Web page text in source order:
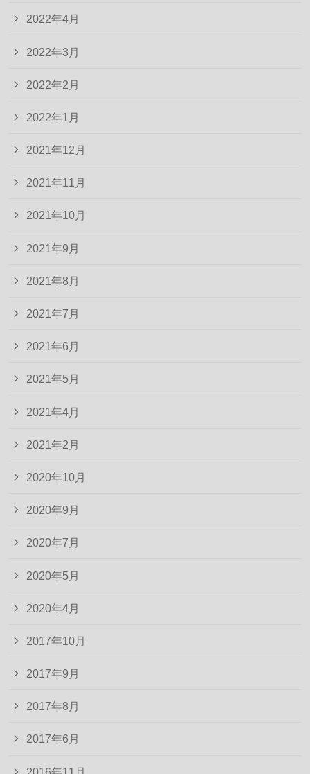
2022年4月
2022年3月
2022年2月
2022年1月
2021年12月
2021年11月
2021年10月
2021年9月
2021年8月
2021年7月
2021年6月
2021年5月
2021年4月
2021年2月
2020年10月
2020年9月
2020年7月
2020年5月
2020年4月
2017年10月
2017年9月
2017年8月
2017年6月